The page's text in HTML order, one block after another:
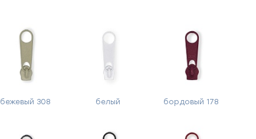
бежевый 308 белый бордовый 178